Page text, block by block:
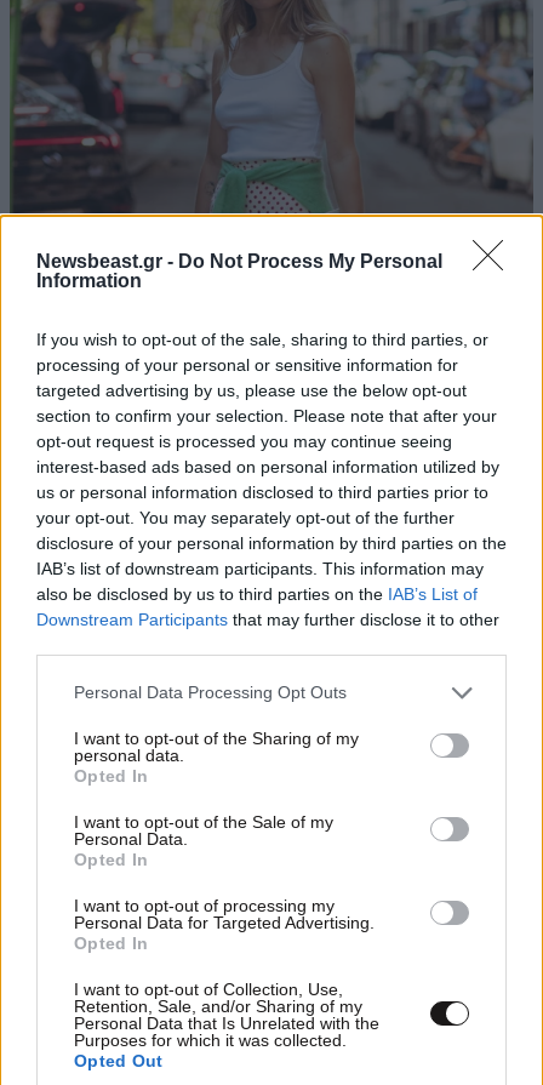
Newsbeast.gr - Do Not Process My Personal
Information
If you wish to opt-out of the sale, sharing to third parties, or
processing of your personal or sensitive information for
targeted advertising by us, please use the below opt-out
section to confirm your selection. Please note that after your
opt-out request is processed you may continue seeing
interest-based ads based on personal information utilized by
us or personal information disclosed to third parties prior to
your opt-out. You may separately opt-out of the further
disclosure of your personal information by third parties on the
IAB’s list of downstream participants. This information may
also be disclosed by us to third parties on the IAB’s List of
Downstream Participants that may further disclose it to other
Please note that this website/app uses one or more Google
not limited to your visit or usage behaviour. You may click to
grant or deny consent to Google and its third-party tags to
use your data for below specified purposes in below Google
consent section.
Personal Data Processing Opt Outs
I want to opt-out of the Sharing of my
personal data.
Opted In
I want to opt-out of the Sale of my
Personal Data.
Opted In
I want to opt-out of processing my
Personal Data for Targeted Advertising.
Opted In
I want to opt-out of Collection, Use,
Retention, Sale, and/or Sharing of my
Personal Data that Is Unrelated with the
Purposes for which it was collected.
Opted Out
Βρήκαμε 5 οικονομικά λευκά tank tops σε
κλασική γραμμή – Styling tips για να τα
Η φούστα-παρεό είναι το πιο stylish κομμάτι
του καλοκαιριού